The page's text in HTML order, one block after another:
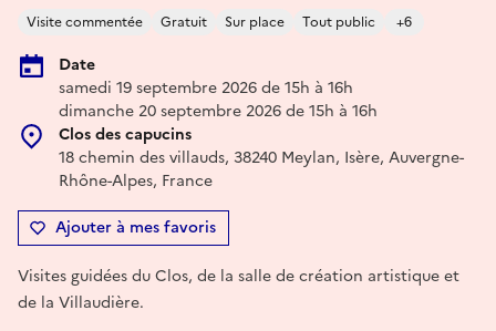
Visite commentée Gratuit Sur place Tout public +6
Date
samedi 19 septembre 2026 de 15h à 16h
dimanche 20 septembre 2026 de 15h à 16h
Clos des capucins
18 chemin des villauds, 38240 Meylan, Isère, Auvergne-
Rhône-Alpes, France
Ajouter à mes favoris
Visites guidées du Clos, de la salle de création artistique et
de la Villaudière.